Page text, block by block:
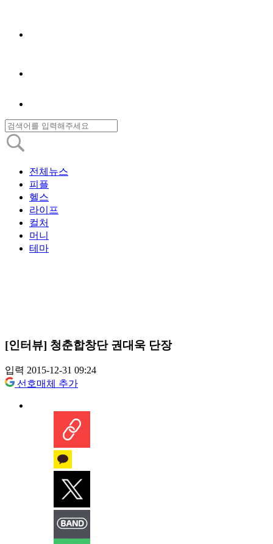
전체뉴스
피플
헬스
라이프
컬처
머니
테마
[인터뷰] 청춘합창단 권대욱 단장
입력 2015-12-31 09:24
선호매체 추가